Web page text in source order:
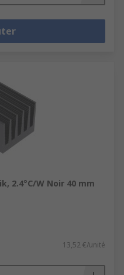
2.4°C/W Noir 40 mm
13,52 €/unité